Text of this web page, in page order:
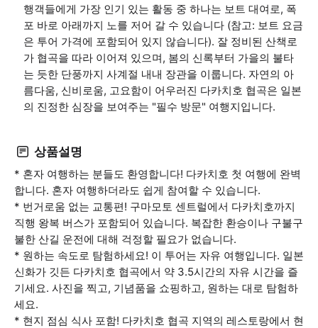
행객들에게 가장 인기 있는 활동 중 하나는 보트 대여로, 폭
포 바로 아래까지 노를 저어 갈 수 있습니다 (참고: 보트 요금
은 투어 가격에 포함되어 있지 않습니다). 잘 정비된 산책로
가 협곡을 따라 이어져 있으며, 봄의 신록부터 가을의 불타
는 듯한 단풍까지 사계절 내내 장관을 이룹니다. 자연의 아
름다움, 신비로움, 고요함이 어우러진 다카치호 협곡은 일본
의 진정한 심장을 보여주는 "필수 방문" 여행지입니다.
상품설명
* 혼자 여행하는 분들도 환영합니다! 다카치호 첫 여행에 완벽
합니다. 혼자 여행하더라도 쉽게 참여할 수 있습니다.
* 번거로움 없는 교통편! 구마모토 센트럴에서 다카치호까지
직행 왕복 버스가 포함되어 있습니다. 복잡한 환승이나 구불구
불한 산길 운전에 대해 걱정할 필요가 없습니다.
* 원하는 속도로 탐험하세요! 이 투어는 자유 여행입니다. 일본
신화가 깃든 다카치호 협곡에서 약 3.5시간의 자유 시간을 즐
기세요. 사진을 찍고, 기념품을 쇼핑하고, 원하는 대로 탐험하
세요.
* 현지 점심 식사 포함! 다카치호 협곡 지역의 레스토랑에서 현